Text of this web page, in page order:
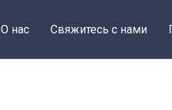
О нас Свяжитесь с нами